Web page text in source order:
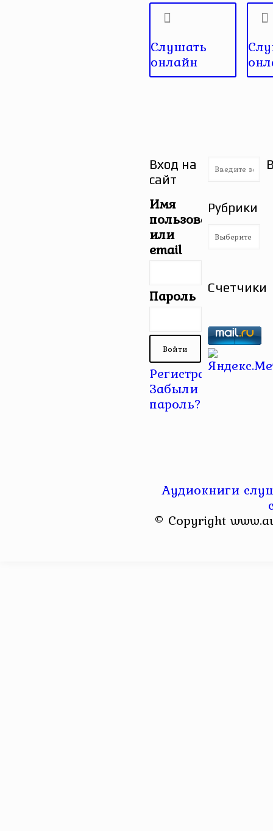
Слушать
онлайн
Вход на
сайт
Имя
пользователя
или
email
Пароль
Регистрация |
Забыли
пароль?
Рубрики
Рубрики
Счетчики
Аудиокниги
© Copyright